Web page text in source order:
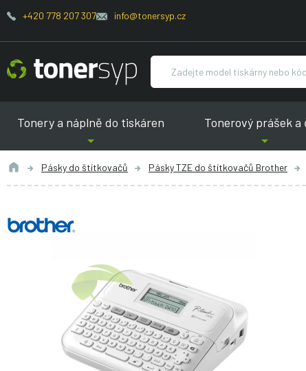
+420 778 207 307 info@tonersyp.cz
Tonery a náplně do tiskáren Tonerový prášek a
Pásky do štítkovačů Pásky TZE do štítkovačů Brother